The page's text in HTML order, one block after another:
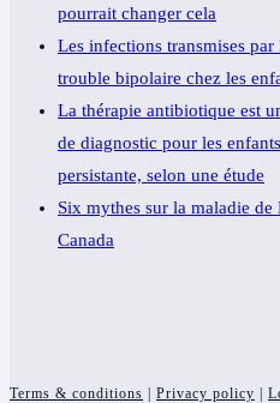
pourrait changer cela
Les infections transmises
trouble bipolaire chez les
La thérapie antibiotique est
de diagnostic pour les
persistante, selon une étude
Six mythes sur la maladie
Canada
Terms & conditions | Privacy policy |